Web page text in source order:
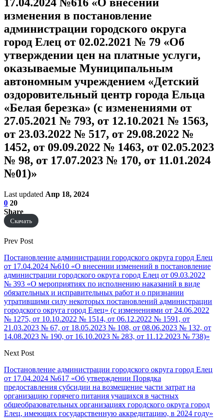
изменения в постановление
администрации городского округа
город Елец от 02.02.2021 № 79 «Об
утверждении цен на платные услуги,
оказываемые Муниципальным
автономным учреждением «Детский
оздоровительный центр города Ельца
«Белая березка» (с изменениями от
27.05.2021 № 793, от 12.10.2021 № 1563,
от 23.03.2022 № 517, от 29.08.2022 №
1452, от 09.09.2022 № 1463, от 02.05.2023
№ 98, от 17.07.2023 № 170, от 11.01.2024
№01)»
Last updated Апр 18, 2024
0 20
Share
Скачать
Prev Post
Постановление администрации городского округа город Елец
от 17.04.2024 №610 «О внесении изменений в постановление
администрации городского округа город Елец от 09.03.2022
№ 393 «О мероприятиях по исполнению наказаний в виде
обязательных и исправительных работ и о признании
утратившими силу некоторых постановлений администрации
городского округа город Елец» (с изменениями от 24.06.2022
№ 1275, от 10.10.2022 № 1514, от 06.12.2022 № 1591, от
21.03.2023 № 67, от 18.05.2023 № 108, от 08.06.2023 № 132, от
14.08.2023 № 190, от 16.10.2023 № 283, от 11.12.2023 № 738)»
Next Post
Постановление администрации городского округа город Елец
от 17.04.2024 №617 «Об утверждении Порядка
предоставления субсидии на возмещение части затрат на
организацию горячего питания учащихся в частных
общеобразовательных организациях городского округа город
Елец, имеющих государственную аккредитацию, в 2024 году»